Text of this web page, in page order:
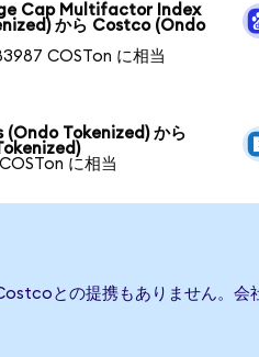
Cap Multifactor Index
から Costco (Ondo
COSTon に相当
(Ondo Tokenized) から
に相当
との提携もありません。会